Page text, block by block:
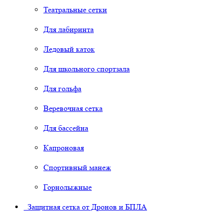
Театральные сетки
Для лабиринта
Ледовый каток
Для школьного спортзала
Для гольфа
Веревочная сетка
Для бассейна
Капроновая
Спортивный манеж
Горнолыжные
Защитная сетка от Дронов и БПЛА